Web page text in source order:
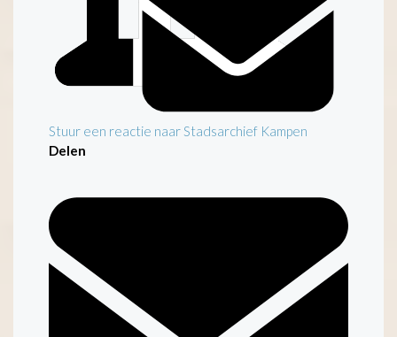
Stuur een reactie naar Stadsarchief Kampen
Delen